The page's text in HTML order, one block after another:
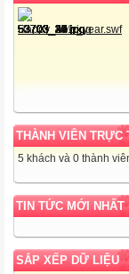
THÀNH VIÊN TRỰC
5 khách và 0 thành
TIN TỨC MỚI NHẤT
SẮP XẾP DỮ LIỆU